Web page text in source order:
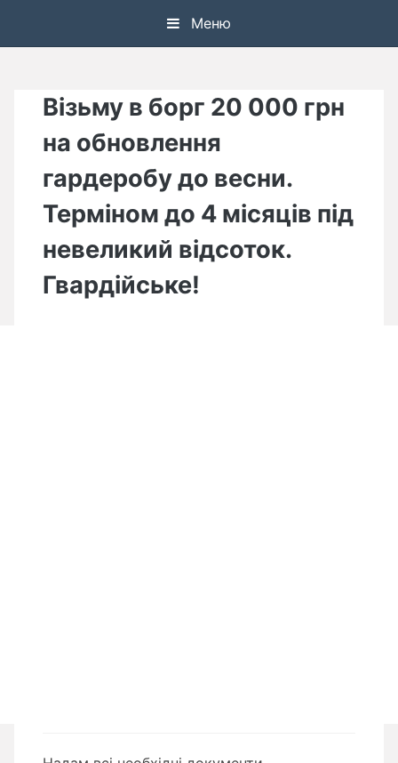
Меню
Візьму в борг 20 000 грн
на обновлення
гардеробу до весни.
Терміном до 4 місяців під
невеликий відсоток.
Гвардійське!